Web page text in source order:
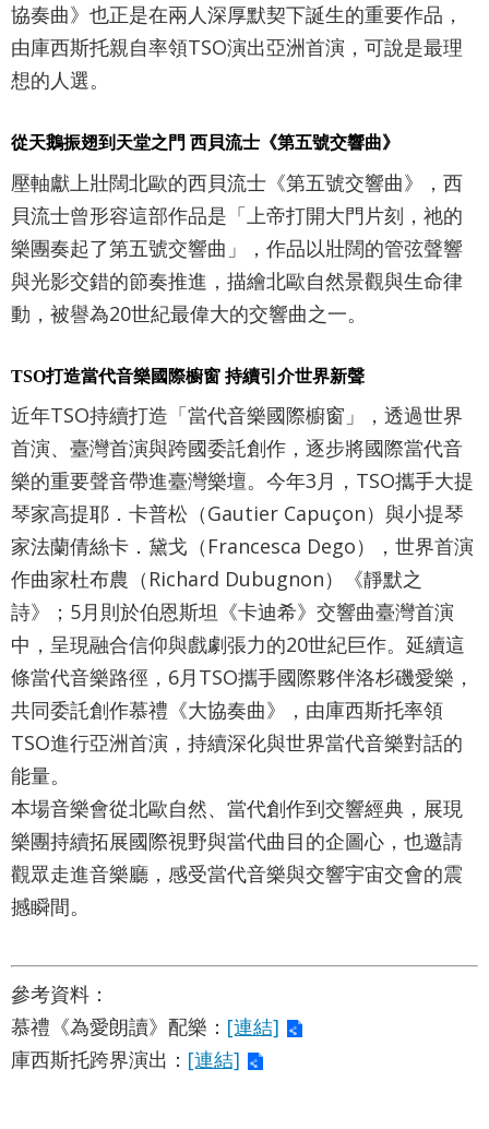
政
策
作
權
聲
明
協奏曲》也正是在兩人深厚默契下誕生的重要作品，
由庫西斯托親自率領TSO演出亞洲首演，可說是最理
想的人選。
從天鵝振翅到天堂之門 西貝流士《第五號交響曲》
壓軸獻上壯闊北歐的西貝流士《第五號交響曲》，西
貝流士曾形容這部作品是「上帝打開大門片刻，祂的
樂團奏起了第五號交響曲」，作品以壯闊的管弦聲響
與光影交錯的節奏推進，描繪北歐自然景觀與生命律
動，被譽為20世紀最偉大的交響曲之一。
TSO打造當代音樂國際櫥窗 持續引介世界新聲
近年TSO持續打造「當代音樂國際櫥窗」，透過世界
首演、臺灣首演與跨國委託創作，逐步將國際當代音
樂的重要聲音帶進臺灣樂壇。今年3月，TSO攜手大提
琴家高提耶．卡普松（Gautier Capuçon）與小提琴
家法蘭倩絲卡．黛戈（Francesca Dego），世界首演
作曲家杜布農（Richard Dubugnon）《靜默之
詩》；5月則於伯恩斯坦《卡迪希》交響曲臺灣首演
中，呈現融合信仰與戲劇張力的20世紀巨作。延續這
條當代音樂路徑，6月TSO攜手國際夥伴洛杉磯愛樂，
共同委託創作慕禮《大協奏曲》，由庫西斯托率領
TSO進行亞洲首演，持續深化與世界當代音樂對話的
能量。
本場音樂會從北歐自然、當代創作到交響經典，展現
樂團持續拓展國際視野與當代曲目的企圖心，也邀請
觀眾走進音樂廳，感受當代音樂與交響宇宙交會的震
撼瞬間。
參考資料：
慕禮《為愛朗讀》配樂： [連結]
庫西斯托跨界演出： [連結]